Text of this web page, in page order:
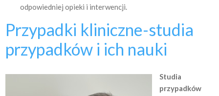
odpowiedniej opieki i interwencji.
Przypadki kliniczne-studia
przypadków i ich nauki
Studia
przypadków